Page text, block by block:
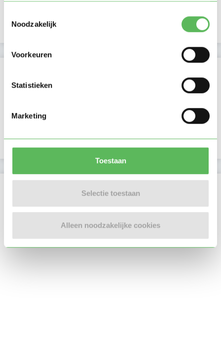
Noodzakelijk
Voorkeuren
Statistieken
Marketing
Toestaan
Selectie toestaan
Alleen noodzakelijke cookies
Profiel bijgewerkt 07-07-2025
Facebook is gekoppeld
Google is gekoppeld